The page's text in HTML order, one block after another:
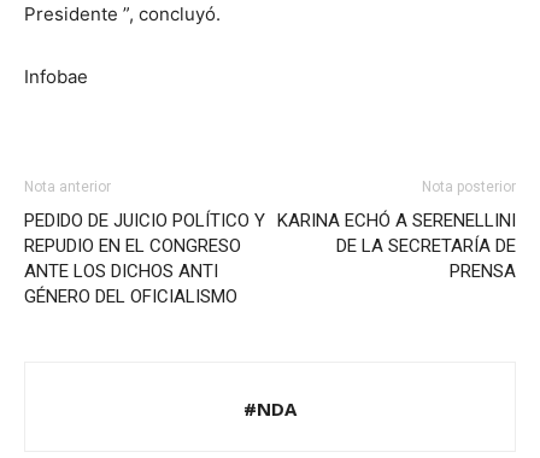
Presidente ”, concluyó.
Infobae
Nota anterior
PEDIDO DE JUICIO POLÍTICO Y
REPUDIO EN EL CONGRESO
ANTE LOS DICHOS ANTI
GÉNERO DEL OFICIALISMO
Nota posterior
KARINA ECHÓ A SERENELLINI
DE LA SECRETARÍA DE
PRENSA
#NDA